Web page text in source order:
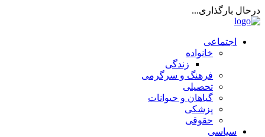
درحال بارگذاری...
اجتماعی
خانواده
زندگی
فرهنگ و سرگرمی
تحصیلی
گیاهان و حیوانات
پزشکی
حقوقی
سیاسی